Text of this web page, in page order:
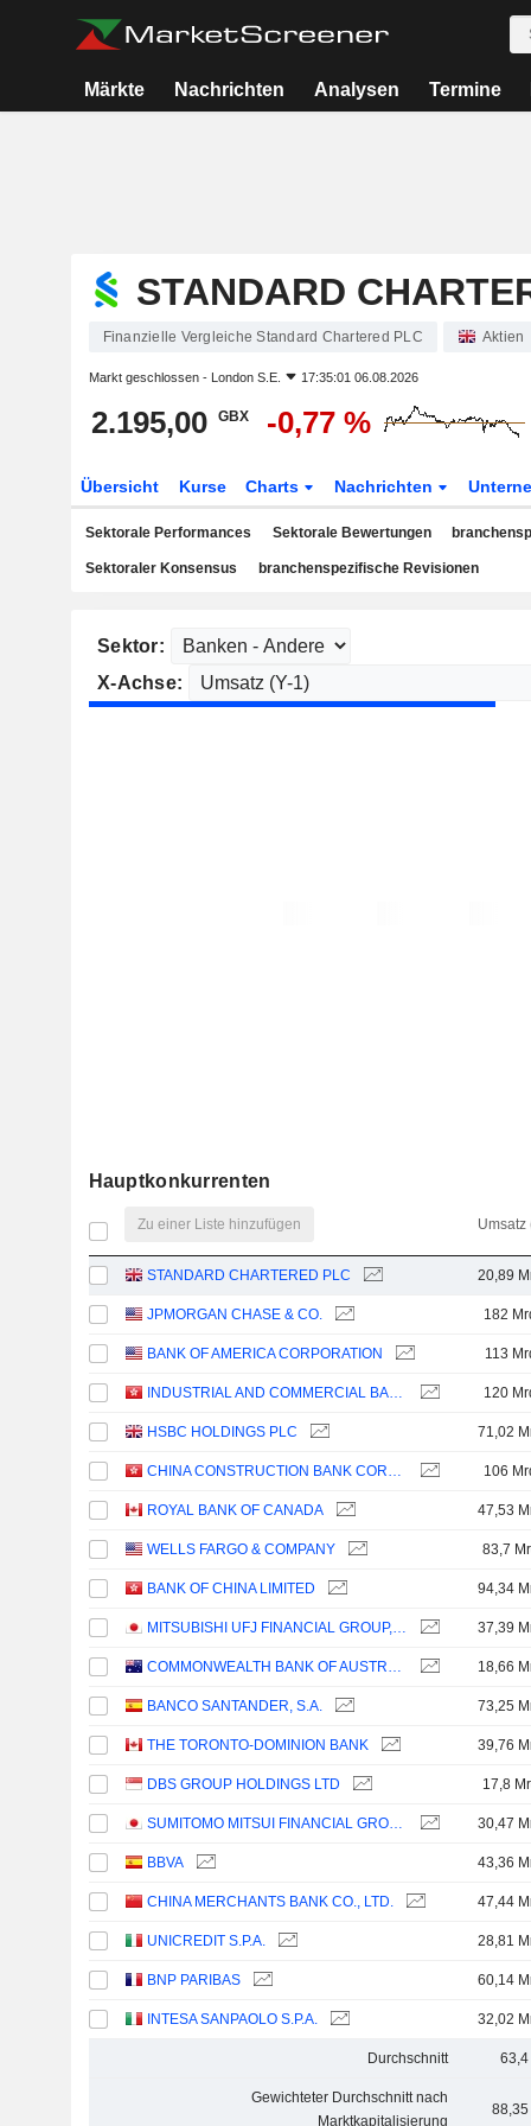
Märkte Nachrichten Analysen Termine
STANDARD
Finanzielle Vergleiche Standard Chartered PLC Aktien
Markt geschlossen - London S.E. 17:35:01 06.08.2026
2.195,00 GBX -0,77 %
Übersicht Kurse Charts Nachrichten
Sektorale Performances Sektorale Bewertungen
Sektoraler Konsensus branchenspezifische Revisionen
Sektor:
X-Achse:
Hauptkonkurrenten
Zu einer Liste hinzufügen Umsatz
STANDARD CHARTERED PLC 20,89
JPMORGAN CHASE & CO. 182
BANK OF AMERICA CORPORATION 113
INDUSTRIAL AND COMMERCIAL BANK OF CHINA LIMITED 120
HSBC HOLDINGS PLC 71,02
CHINA CONSTRUCTION BANK CORPORATION 106
ROYAL BANK OF CANADA 47,53
WELLS FARGO & COMPANY 83,7
BANK OF CHINA LIMITED 94,34
MITSUBISHI UFJ FINANCIAL GROUP, INC. 37,39
COMMONWEALTH BANK OF AUSTRALIA 18,66
BANCO SANTANDER, S.A. 73,25
THE TORONTO-DOMINION BANK 39,76
DBS GROUP HOLDINGS LTD 17,8
SUMITOMO MITSUI FINANCIAL GROUP, INC. 30,47
BBVA 43,36
CHINA MERCHANTS BANK CO., LTD. 47,44
UNICREDIT S.P.A. 28,81
BNP PARIBAS 60,14
INTESA SANPAOLO S.P.A. 32,02
Durchschnitt 63,4
Gewichteter Durchschnitt nach
Marktkapitalisierung
88,35